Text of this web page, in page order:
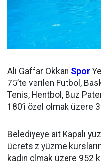
Ali Gaffar Okkan Spor
75’te verilen Futbol,
Tenis, Hentbol, Buz
180’i özel olmak üzere
Belediyeye ait Kapalı
ücretsiz yüzme
kadın olmak üzere 952